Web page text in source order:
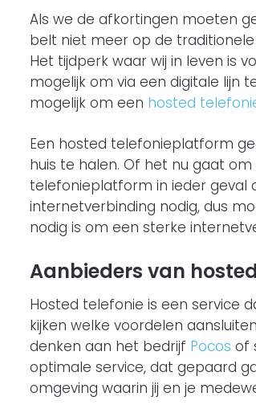
Als we de afkortingen moeten
belt niet meer op de
Het tijdperk waar wij in leven is
mogelijk om via een digitale lijn
mogelijk om een hosted
Een hosted telefonieplatform
huis te halen. Of het nu gaat
telefonieplatform in ieder geval
internetverbinding nodig, dus
nodig is om een sterke
Aanbieders van
Hosted telefonie is een service
kijken welke voordelen
denken aan het bedrijf Pocos of
optimale service, dat gepaard
omgeving waarin jij en je